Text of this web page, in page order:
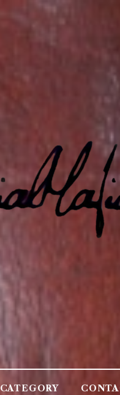
CATEGORY